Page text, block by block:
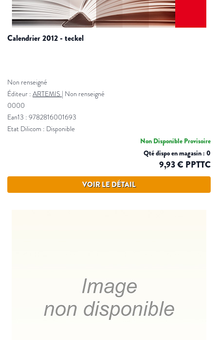
calendrier 2012 - teckel
Non renseigné
Éditeur : ARTEMIS | Non renseigné
0000
Ean13 : 9782816001693
Etat Dilicom : Disponible
Non Disponible Provisoire
Qté dispo en magasin : 0
9,93 € PPTTC
VOIR LE DÉTAIL